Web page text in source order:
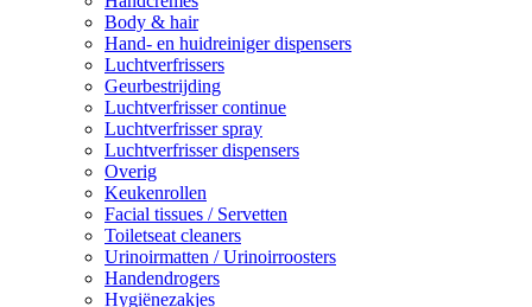
Body & hair
Hand- en huidreiniger dispensers
Luchtverfrissers
Geurbestrijding
Luchtverfrisser continue
Luchtverfrisser spray
Luchtverfrisser dispensers
Overig
Keukenrollen
Facial tissues / Servetten
Toiletseat cleaners
Urinoirmatten / Urinoirroosters
Handendrogers
Hygiënezakjes